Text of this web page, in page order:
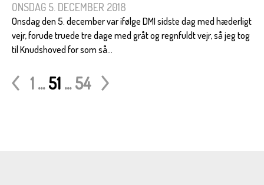
ONSDAG 5. DECEMBER 2018
Onsdag den 5. december var ifølge DMI sidste dag med hæderligt
vejr, forude truede tre dage med gråt og regnfuldt vejr, så jeg tog
til Knudshoved for som så...
1...51...54